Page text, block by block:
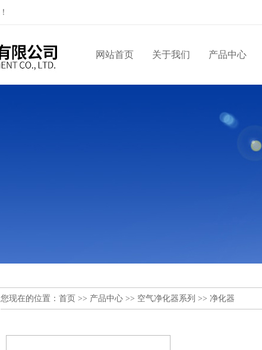
网站首页 关于我们 产品中心
您现在的位置： 首页 >> 产品中心 >> 空气净化器系列 >> 净化器